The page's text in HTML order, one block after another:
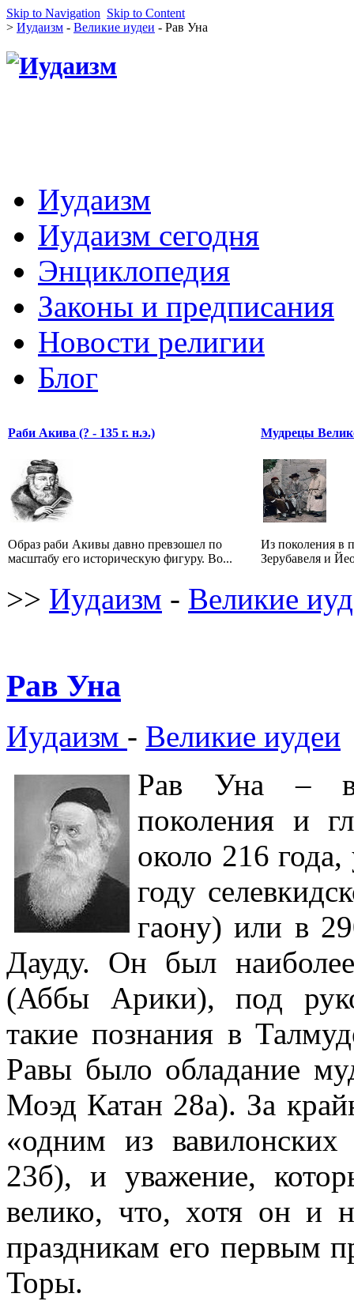
Skip to Navigation Skip to Content
> Иудаизм - Великие иудеи - Рав Уна
Иудаизм
Иудаизм сегодня
Энциклопедия
Законы и предписания
Новости религии
Блог
Раби Акива (? - 135 г. н.э.)
Образ раби Акивы давно превзошел по
масштабу его историческую фигуру. Во...
Мудрецы
Из поколения в
Зерубавеля и
>> Иудаизм - Великие
Рав Уна
Иудаизм - Великие иудеи
Рав Уна –
поколения и
около 216
году
гаону) или в
Дауду. Он был
(Аббы Арики), под
такие познания в
Равы было обладание
Моэд Катан 28а). За
«одним из
23б), и уважение,
велико, что, хотя он и
праздникам его первым
Торы.